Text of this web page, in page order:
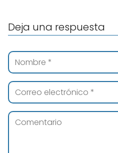
Deja una respuesta